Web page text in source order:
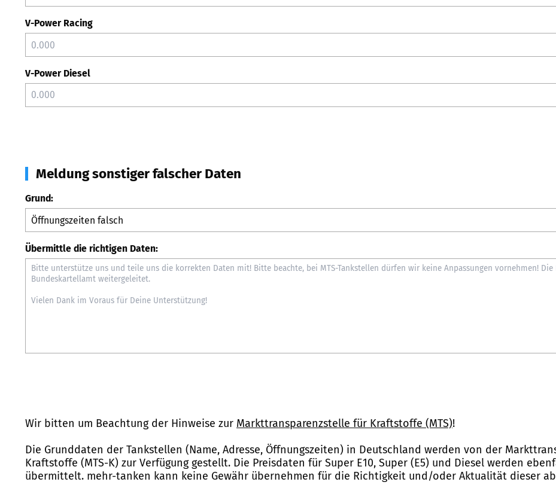
V-Power Racing
V-Power Diesel
Meldung sonstiger falscher Daten
Grund:
Übermittle die richtigen Daten:
Wir bitten um Beachtung der Hinweise zur Markttransparenzstelle für Kraftstoffe (MTS)!
Die Grunddaten der Tankstellen (Name, Adresse, Öffnungszeiten) in Deutschland werden von der
Kraftstoffe (MTS-K) zur Verfügung gestellt. Die Preisdaten für Super E10, Super (E5) und Diesel werden
übermittelt. mehr-tanken kann keine Gewähr übernehmen für die Richtigkeit und/oder Aktualität dieser